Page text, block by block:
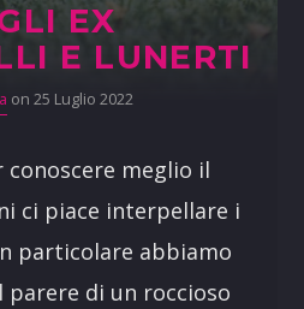
EX
E LUNERTI
on 25 Luglio 2022
conoscere meglio il
ci piace interpellare i
particolare abbiamo
di un roccioso